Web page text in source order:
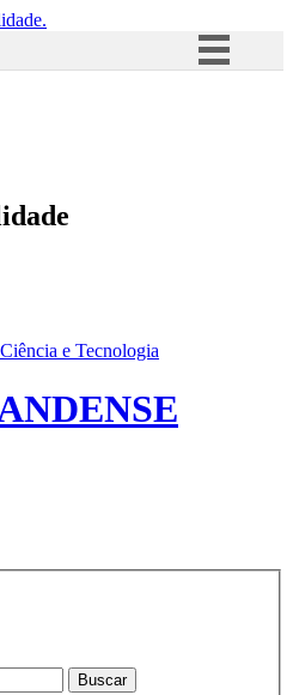
Acesso à informação
e Tecnologia
Buscar